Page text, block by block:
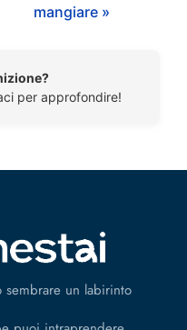
mangiare »
per approfondire!
sembrare un labirinto